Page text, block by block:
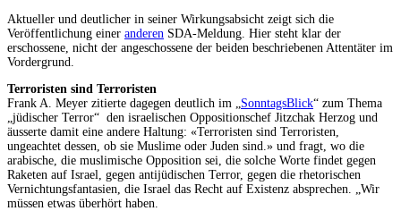
Aktueller und deutlicher in seiner Wirkungsabsicht zeigt sich die
Veröffentlichung einer anderen SDA-Meldung. Hier steht klar der
erschossene, nicht der angeschossene der beiden beschriebenen Attentäter im
Vordergrund.
Terroristen sind Terroristen
Frank A. Meyer zitierte dagegen deutlich im „ SonntagsBlick“ zum Thema
„jüdischer Terror“ den israelischen Oppositionschef Jitzchak Herzog und
äusserte damit eine andere Haltung: «Terroristen sind Terroristen,
ungeachtet dessen, ob sie Muslime oder Juden sind.» und fragt, wo die
arabische, die muslimische Opposition sei, die solche Worte findet gegen
Raketen auf Israel, gegen antijüdischen Terror, gegen die rhetorischen
Vernichtungs­fantasien, die Israel das Recht auf Existenz absprechen. „Wir
müssen etwas überhört haben.